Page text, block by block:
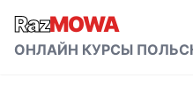
RazMOWA
ОНЛАЙН КУРСЫ